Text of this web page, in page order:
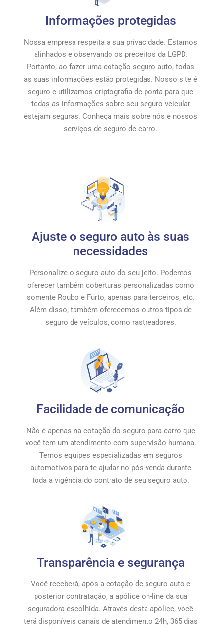
Informações protegidas
Nossa empresa respeita a sua privacidade. Estamos
alinhados e observando os preceitos da LGPD.
Portanto, ao fazer uma cotação seguro auto, todas
as suas informações estão protegidas. Nosso site é
seguro e utilizamos criptografia de ponta para que
todas as informações sobre seu seguro veicular
estejam seguras. Conheça mais sobre nós e nossos
serviços de seguro de carro.
Ajuste o seguro auto às suas
necessidades
Personalize o seguro auto do seu jeito. Podemos
oferecer também coberturas personalizadas como
somente Roubo e Furto, apenas para terceiros, etc.
Além disso, também oferecemos outros tipos de
seguro de veículos, como rastreadores.
Facilidade de comunicação
Não é apenas na cotação do seguro para carro que
você tem um atendimento com supervisão humana.
Temos equipes especializadas em seguros
automotivos para te ajudar no pós-venda durante
toda a vigência do contrato de seu seguro auto.
Transparência e segurança
Você receberá, após a cotação de seguro auto e
posterior contratação, a apólice on-line da sua
seguradora escolhida. Através desta apólice, você
terá disponíveis canais de atendimento 24h, 365 dias